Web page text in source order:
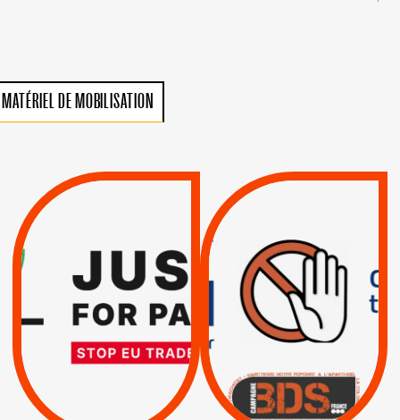
MATÉRIEL DE MOBILISATION
VIOLATIONS DES
SUSPENSION
TOTALE DE
L’ACCORD
D’ASSOCIATION UE-
ISRAËL
INTERNATIONAL ?
TRUMP, MACRON :
MÊME COMBAT
| Actus |
| Boycott militaire |
Lettres d'interpellation